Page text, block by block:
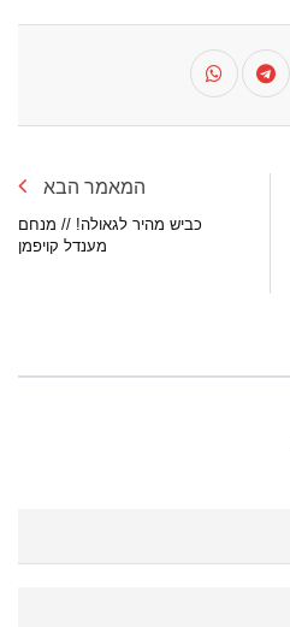
המאמר הבא
כביש מהיר לגאולה! // מנחם
מענדל קויפמן